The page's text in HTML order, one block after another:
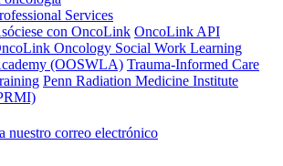
Services
con OncoLink OncoLink API
Oncology Social Work Learning
(OOSWLA) Trauma-Informed Care
Penn Radiation Medicine Institute
nuestro correo electrónico